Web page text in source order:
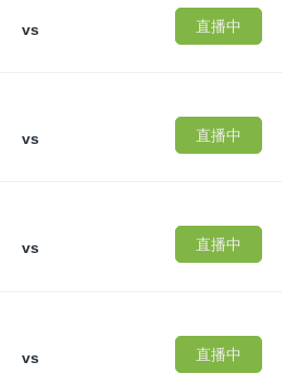
vs
直播中
vs
直播中
vs
直播中
vs
直播中